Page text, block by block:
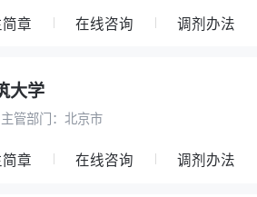
章 在线咨询 调剂办法
大学
主管部门： 北京市
章 在线咨询 调剂办法